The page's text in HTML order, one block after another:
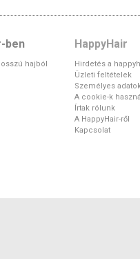
ben
hajból
HappyHair
Hirdetés a
Üzleti feltételek
Személyes
A cookie-k
Írtak rólunk
A HappyHair-ről
Kapcsolat